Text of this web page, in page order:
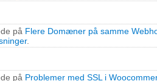
på Flere Domæner på samme
.
på Problemer med SSL i